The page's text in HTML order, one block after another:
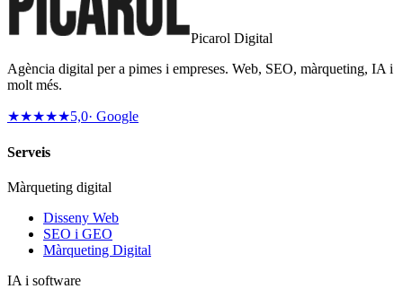
Picarol Digital
Agència digital per a pimes i empreses. Web, SEO, màrqueting, IA i
molt més.
★★★★★5,0· Google
Serveis
Màrqueting digital
Disseny Web
SEO i GEO
Màrqueting Digital
IA i software